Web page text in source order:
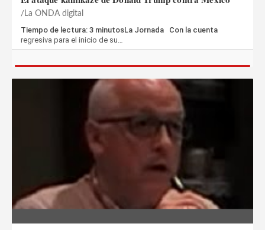
La ONDA digital
Tiempo de lectura: 3 minutosLa Jornada Con la cuenta
regresiva para el inicio de su…